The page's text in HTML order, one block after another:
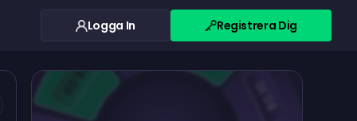
Logga In Registrera Dig
$5.00
$0.10 $5.00